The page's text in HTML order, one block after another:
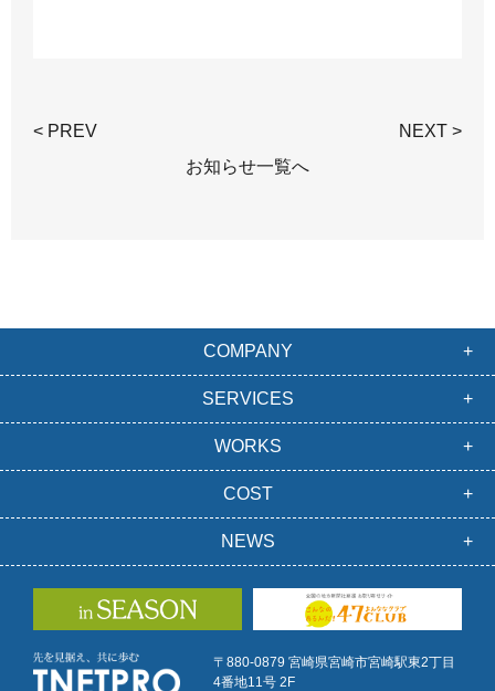
< PREV
NEXT >
お知らせ一覧へ
COMPANY
SERVICES
WORKS
COST
NEWS
〒880-0879 宮崎県宮崎市宮崎駅東2丁目
4番地11号 2F